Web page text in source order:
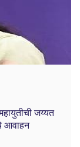
जय्यत
आवाहन